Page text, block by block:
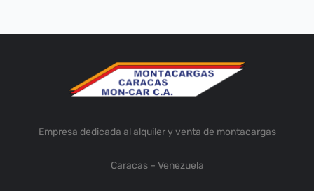
Empresa dedicada al alquiler y venta de montacargas
Caracas – Venezuela